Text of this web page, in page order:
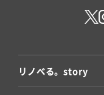
リノべる。story